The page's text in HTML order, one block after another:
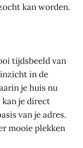
kan worden.
tijdsbeeld van
in de
je huis nu
je direct
van je adres.
mooie plekken